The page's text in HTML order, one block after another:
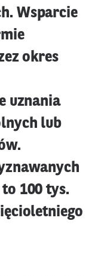
Wsparcie
okres
uznania
lub
100 tys.